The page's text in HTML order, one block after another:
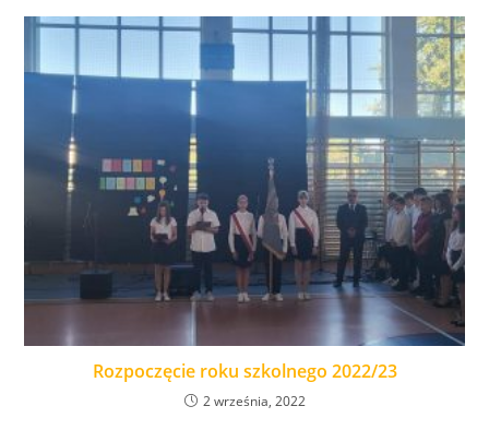
Rozpoczęcie roku szkolnego 2022/23
2 września, 2022